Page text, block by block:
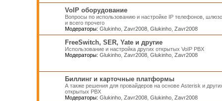
VoIP оборудование
Вопросы по использованию и настройке IP телефонов,
и всего прочего
Модераторы: Glukinho, Zavr2008, Glukinho, Zavr2008
FreeSwitch, SER, Yate и другие
Использование и настройка других открытых VoIP PBX
Модераторы: Glukinho, Zavr2008, Glukinho, Zavr2008
Биллинг и карточные платформы
А также решения для провайдеров на основе Asterisk и
открытых PBX
Модераторы: Glukinho, Zavr2008, Glukinho, Zavr2008